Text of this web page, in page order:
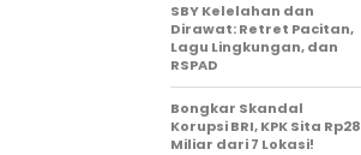
SBY Kelelahan dan
Dirawat: Retret Pacitan,
Lagu Lingkungan, dan
RSPAD
Bongkar Skandal
Korupsi BRI, KPK Sita Rp28
Miliar dari 7 Lokasi!